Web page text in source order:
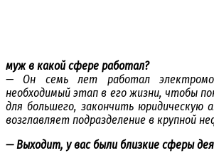
муж в какой сфере работал?
— Он семь лет работал
необходимый этап в его жизни, чтобы
для большего, закончить юридическую
возглавляет подразделение в крупной
— Выходит, у вас были близкие сферы